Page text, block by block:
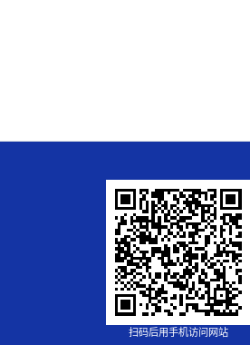
扫码后用手机访问网站